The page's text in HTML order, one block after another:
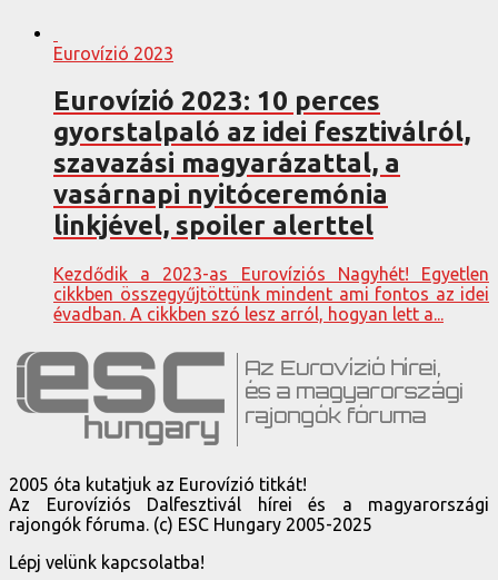
Eurovízió 2023
Eurovízió 2023: 10 perces
gyorstalpaló az idei fesztiválról,
szavazási magyarázattal, a
vasárnapi nyitóceremónia
linkjével, spoiler alerttel
Kezdődik a 2023-as Eurovíziós Nagyhét! Egyetlen
cikkben összegyűjtöttünk mindent ami fontos az idei
évadban. A cikkben szó lesz arról, hogyan lett a...
2005 óta kutatjuk az Eurovízió titkát!
Az Eurovíziós Dalfesztivál hírei és a magyarországi
rajongók fóruma. (c) ESC Hungary 2005-2025
Lépj velünk kapcsolatba!